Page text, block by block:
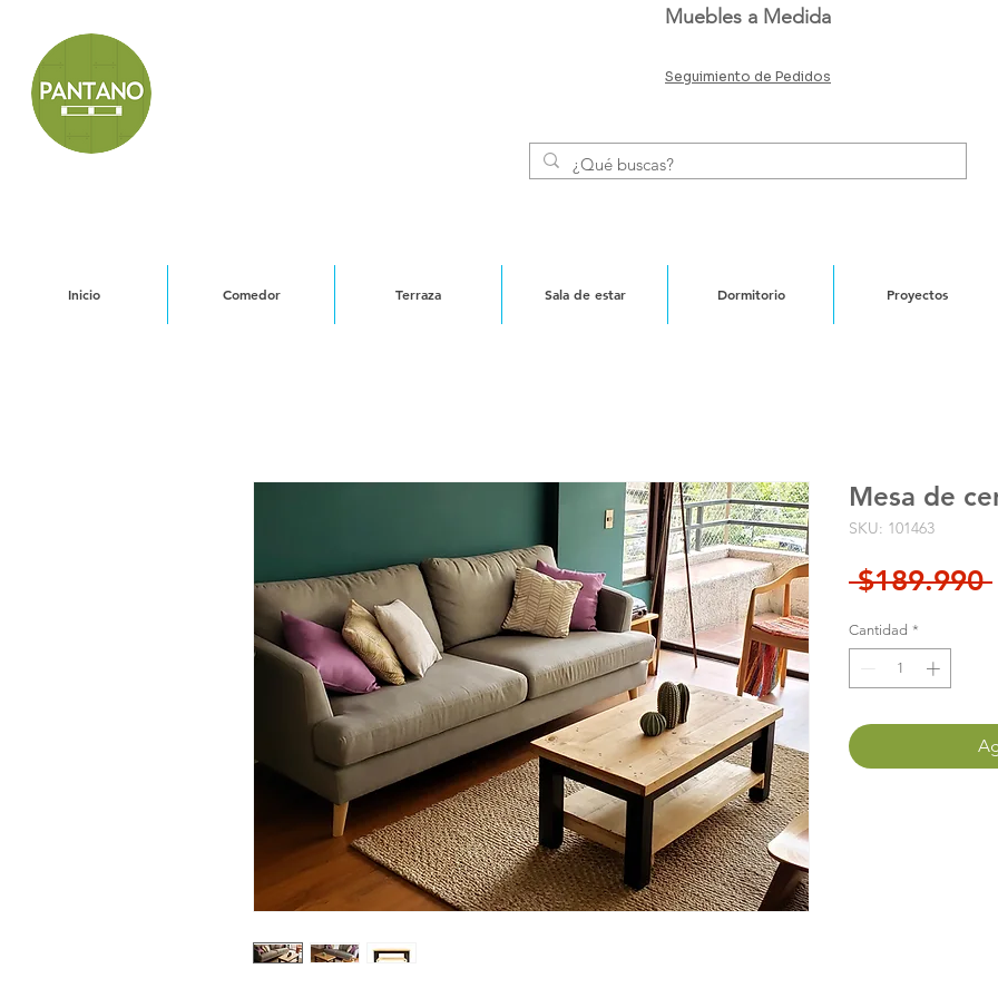
Muebles a Medida
Seguimiento de Pedidos
Inicio Comedor Terraza Sala de estar Dormitorio Proyectos
Mesa de
SKU: 101463
$189.990
Cantidad *